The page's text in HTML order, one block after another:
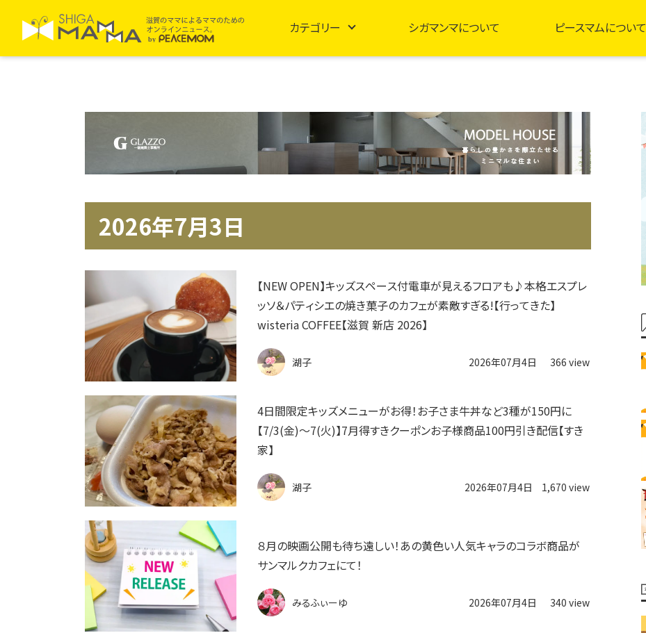
カテゴリー シガマンマについて ピースマムについて
2026年7月3日
【NEW OPEN】キッズスペース付電車が見えるフロアも♪本格エスプレ
ッソ＆パティシエの焼き菓子のカフェが素敵すぎる!【行ってきた】
wisteria COFFEE【滋賀 新店 2026】
湖子 2026年07月4日 366 view
4日間限定キッズメニューがお得！お子さま牛丼など3種が150円に
【7/3(金)～7(火)】7月得すきクーポンお子様商品100円引き配信【すき
家】
湖子 2026年07月4日 1,670 view
８月の映画公開も待ち遠しい！あの黄色い人気キャラのコラボ商品が
サンマルクカフェにて！
みるふぃーゆ 2026年07月4日 340 view